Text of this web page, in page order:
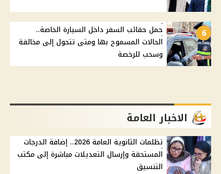
6
حمل حقائب السفر داخل السيارة الخاصة..
الحالات المسموح بها ومتى تتحول إلى مخالفة
وسحب للرخصة
الاخبار العامة
تظلمات الثانوية العامة 2026.. إضافة الدرجات
المستحقة وإرسال التعديلات مباشرة إلى مكتب
التنسيق